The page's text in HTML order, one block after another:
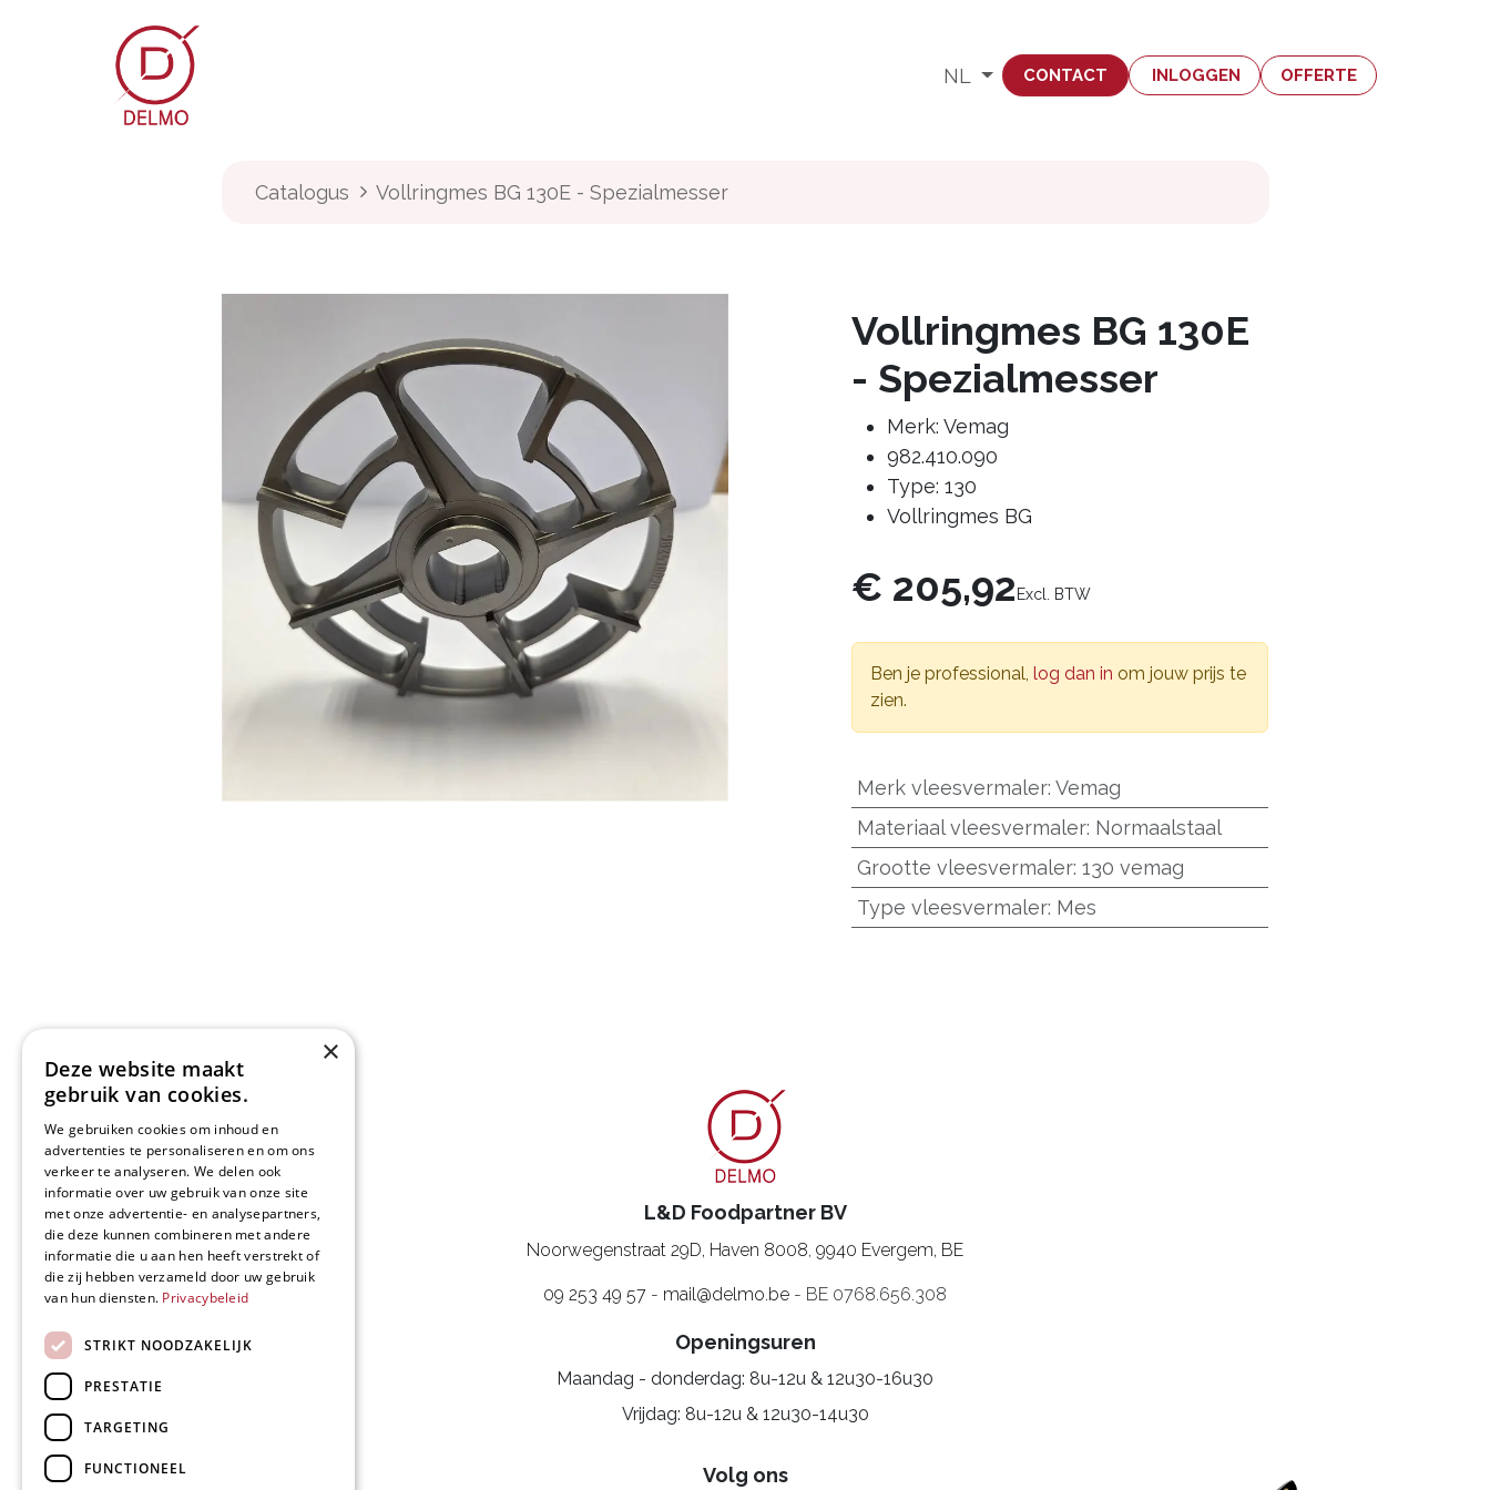
NL CONTACT INLOGGEN OFFERTE
Catalogus Vollringmes BG 130E - Spezialmesser
Vollringmes BG 130E
- Spezialmesser
Merk: Vemag
982.410.090
Type: 130
Vollringmes BG
€ 205,92 Excl. BTW
Ben je professional,log dan in om jouw prijs te
zien.
Merk vleesvermaler:Vemag
Materiaal vleesvermaler: Normaalstaal
Grootte vleesvermaler:130 vemag
Type vleesvermaler: Mes
L&D Foodpartner BV
Noorwegenstraat 29D, Haven 8008, 9940 Evergem, BE
09 253 49 57 - mail@delmo.be - BE 0768.656.308
Openingsuren
Maandag - donderdag: 8u-12u & 12u30-16u30
Vrijdag: 8u-12u & 12u30-14u30
Volg ons
×
Deze website maakt
gebruik van cookies.
We gebruiken cookies om inhoud en
advertenties te personaliseren en om ons
verkeer te analyseren. We delen ook
informatie over uw gebruik van onze site
met onze advertentie- en analysepartners,
die deze kunnen combineren met andere
informatie die u aan hen heeft verstrekt of
die zij hebben verzameld door uw gebruik
van hun diensten. Privacybeleid
STRIKT NOODZAKELIJK
PRESTATIE
TARGETING
FUNCTIONEEL